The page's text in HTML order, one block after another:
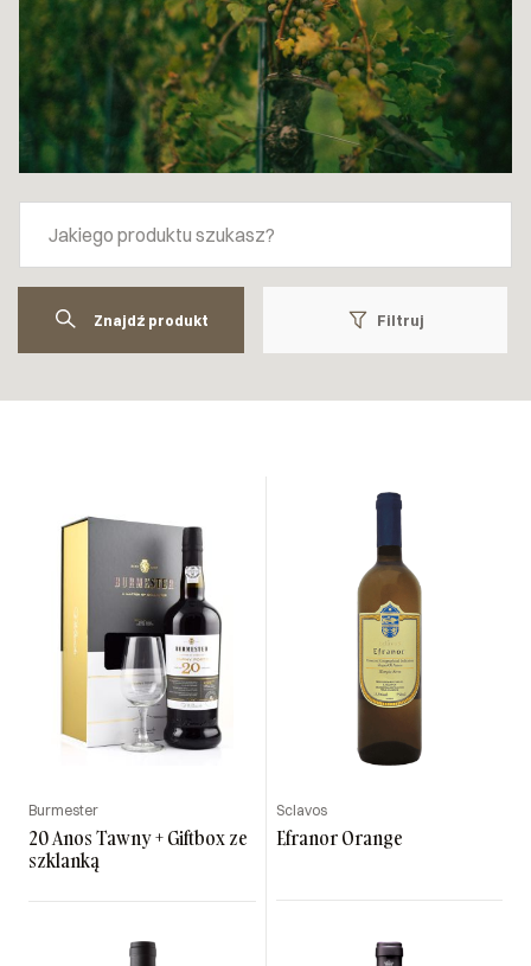
Znajdź produkt Filtruj
Burmester
20 Anos Tawny + Giftbox ze
szklanką
Sclavos
Efranor Orange